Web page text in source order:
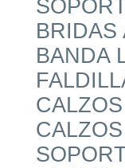
BRIDAS
BANDA